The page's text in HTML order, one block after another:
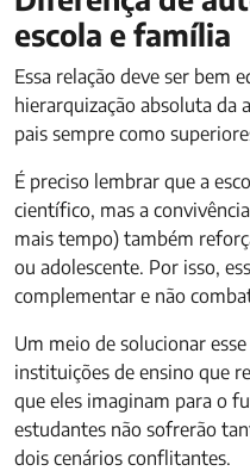
escola e família
Essa relação deve ser bem
hierarquização absoluta da
pais sempre como
É preciso lembrar que a
científico, mas a
mais tempo) também
ou adolescente. Por isso,
complementar e não
Um meio de solucionar
instituições de ensino que
que eles imaginam para o
estudantes não sofrerão
dois cenários conflitantes.